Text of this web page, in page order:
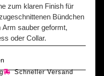
zum klaren Finish für
Bündchen
sauber geformt,
oder Collar.
Schneller Versand